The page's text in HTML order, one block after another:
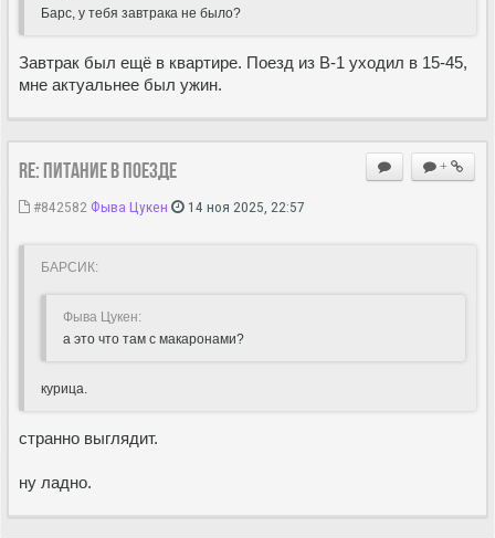
Барс, у тебя завтрака не было?
Завтрак был ещё в квартире. Поезд из В-1 уходил в 15-45,
мне актуальнее был ужин.
+
Re: Питание в поезде
#842582 Фыва Цукен 14 ноя 2025, 22:57
БАРСИК:
Фыва Цукен:
а это что там с макаронами?
курица.
странно выглядит.
ну ладно.